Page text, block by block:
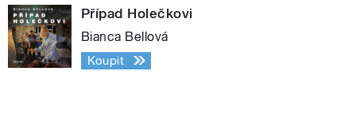
Případ Holečkovi
Bianca Bellová
Koupit